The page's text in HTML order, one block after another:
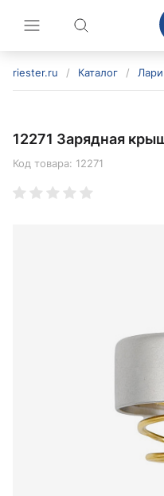
riester.ru / Каталог /
12271 Зарядная
Код товара: 12271